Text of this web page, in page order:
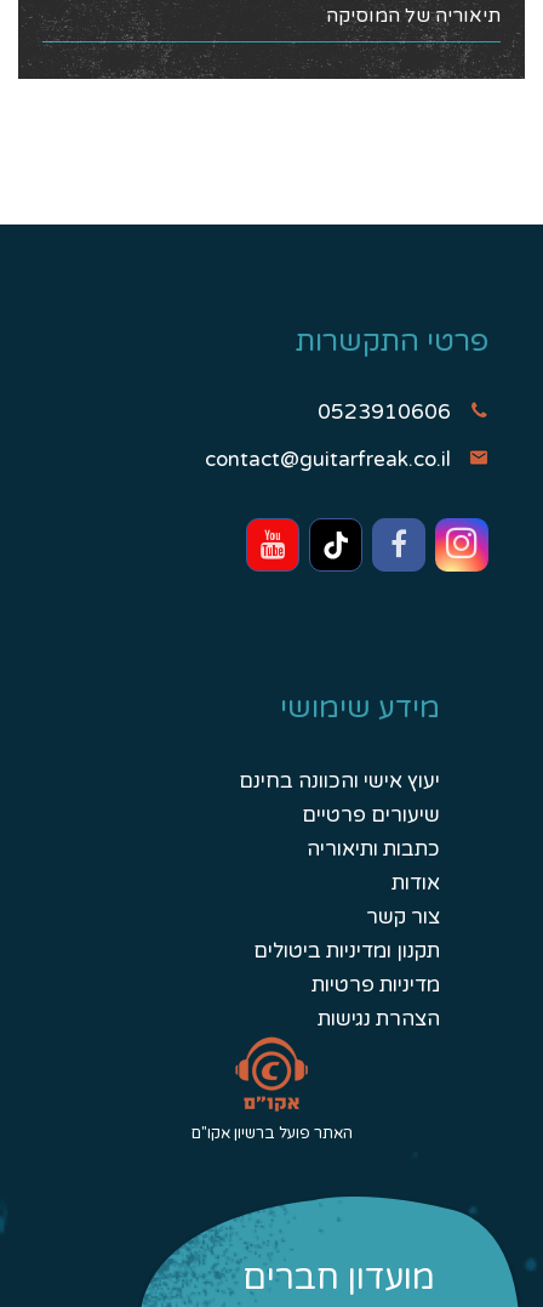
תיאוריה של המוסיקה
פרטי התקשרות
0523910606
contact@guitarfreak.co.il
מידע שימושי
יעוץ אישי והכוונה בחינם
שיעורים פרטיים
כתבות ותיאוריה
אודות
צור קשר
תקנון ומדיניות ביטולים
מדיניות פרטיות
הצהרת נגישות
האתר פועל ברשיון אקו"ם
מועדון חברים